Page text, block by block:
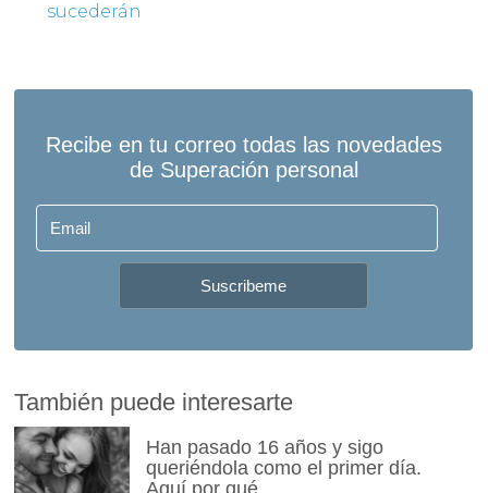
sucederán
También puede interesarte
Han pasado 16 años y sigo
queriéndola como el primer día.